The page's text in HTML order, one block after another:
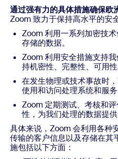
通过强有力的具体措施确保欧
Zoom 致力于保持高水平的安
Zoom 利用一系列加密技
存储的数据。
Zoom 利用安全措施支持
持机密性、完整性、可用性
在发生物理或技术事故时
使用和访问处理系统和服务
Zoom 定期测试、考核和
性，为我们处理的数据提供
具体来说，Zoom 会利用各种
传输的客户信息以及存储在其
施包括以下方面：